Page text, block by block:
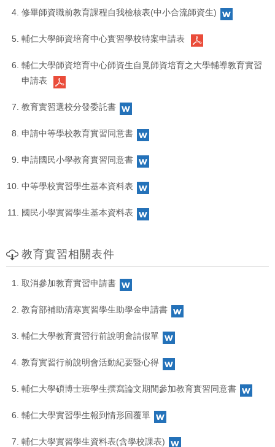
修畢師資職前教育課程自我檢核表(中小合流師資生)
輔仁大學師資培育中心實習學校特案申請表
輔仁大學師資培育中心師資生自覓師資培育之大學輔導教育實習
申請表
教育實習選校分發委託書
申請中等學校教育實習同意書
申請國民小學教育實習同意書
中等學校實習學生基本資料表
國民小學實習學生基本資料表
教育實習相關表件
取消參加教育實習申請書
教育部補助清寒實習學生助學金申請書
輔仁大學教育實習行前說明會請假單
教育實習行前說明會活動紀要暨心得
輔仁大學碩博士班學生撰寫論文期間參加教育實習同意書
輔仁大學實習學生報到情形回覆單
輔仁大學實習學生資料表(含學校課表)